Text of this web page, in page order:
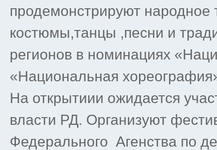
продемонстрируют народное
костюмы,танцы ,песни и
регионов в номинациях
«Национальная
На открытиии ожидается
власти РД. Организуют
Федерального Агенства по